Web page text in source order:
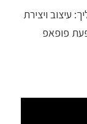
עיצוב ויצירת
פופאפ